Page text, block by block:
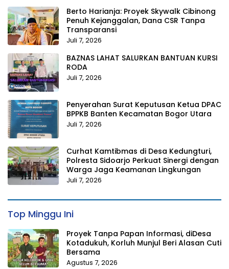
Berto Harianja: Proyek Skywalk Cibinong
Penuh Kejanggalan, Dana CSR Tanpa
Transparansi
Juli 7, 2026
BAZNAS LAHAT SALURKAN BANTUAN KURSI
RODA
Juli 7, 2026
Penyerahan Surat Keputusan Ketua DPAC
BPPKB Banten Kecamatan Bogor Utara
Juli 7, 2026
Curhat Kamtibmas di Desa Kedungturi,
Polresta Sidoarjo Perkuat Sinergi dengan
Warga Jaga Keamanan Lingkungan
Juli 7, 2026
Top Minggu Ini
Proyek Tanpa Papan Informasi, diDesa
Kotadukuh, Korluh Munjul Beri Alasan Cuti
Bersama
Agustus 7, 2026